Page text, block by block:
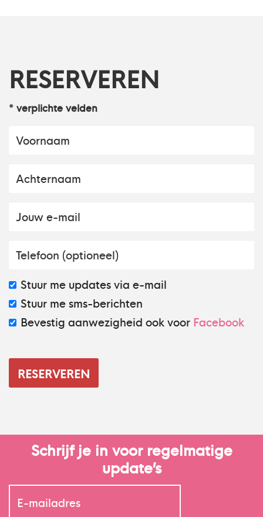
RESERVEREN
* verplichte velden
Stuur me updates via e-mail
Stuur me sms-berichten
Bevestig aanwezigheid ook voor Facebook
Schrijf je in voor regelmatige
update’s